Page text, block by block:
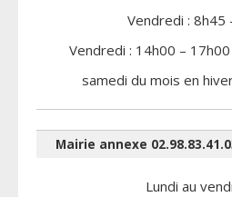
Vendredi : 8h45
Vendredi : 14h00 –
samedi du mois en
Mairie annexe
Lundi au